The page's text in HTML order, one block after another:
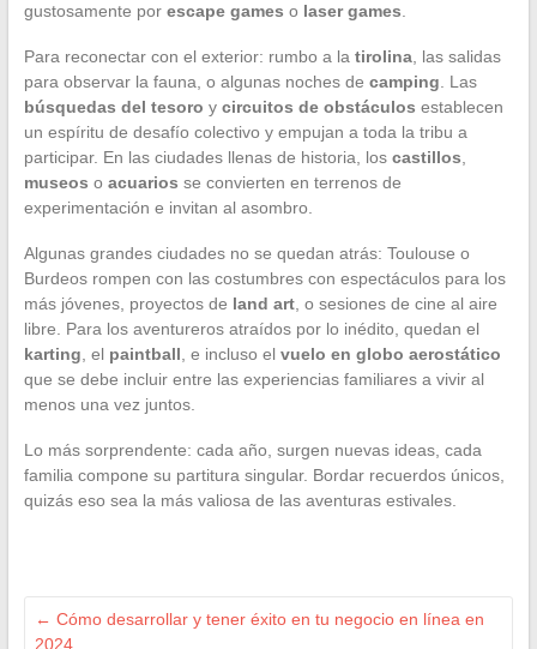
gustosamente por escape games o laser games
Para reconectar con el exterior: rumbo a la tirolina, las salidas
para observar la fauna, o algunas noches de camping . Las
búsquedas del tesoro y circuitos de obstáculos establecen
un espíritu de desafío colectivo y empujan a toda la tribu a
participar. En las ciudades llenas de historia, los castillos
museos o acuarios se convierten en terrenos de
experimentación e invitan al asombro.
Algunas grandes ciudades no se quedan atrás: Toulouse o
Burdeos rompen con las costumbres con espectáculos para los
más jóvenes, proyectos de land art, o sesiones de cine al aire
libre. Para los aventureros atraídos por lo inédito, quedan el
karting , el paintball , e incluso el vuelo en globo aerostático
que se debe incluir entre las experiencias familiares a vivir al
menos una vez juntos.
Lo más sorprendente: cada año, surgen nuevas ideas, cada
familia compone su partitura singular. Bordar recuerdos únicos,
quizás eso sea la más valiosa de las aventuras estivales.
← Cómo desarrollar y tener éxito en tu negocio en línea en
2024